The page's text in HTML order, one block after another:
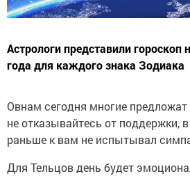
Астрологи представили гороскоп
года для каждого знака Зодиака
Овнам сегодня многие
не отказывайтесь от поддержки,
раньше к вам не испытывал
Для Тельцов день будет